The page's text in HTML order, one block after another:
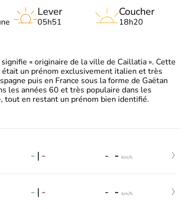
Lever
05h51
Coucher
18h20
« originaire de la ville de Caillatia ». Cette
un prénom exclusivement italien et très
puis en France sous la forme de Gaëtan
les années 60 et très populaire dans les
tout en restant un prénom bien identifié.
- | - - - km/h
- | - - - km/h